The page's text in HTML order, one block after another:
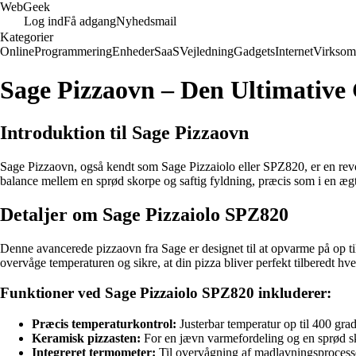
WebGeek
Log indFå adgangNyhedsmail
Kategorier
OnlineProgrammeringEnhederSaaSVejledningGadgetsInternet
Sage Pizzaovn – Den
Introduktion til Sage Pizzaovn
Sage Pizzaovn, også kendt som Sage Pizzaiolo eller SPZ820, er en
balance mellem en sprød skorpe og saftig fyldning, præcis som i en
Detaljer om Sage Pizzaiolo SPZ820
Denne avancerede pizzaovn fra Sage er designet til at opvarme på
overvåge temperaturen og sikre, at din pizza bliver perfekt tilberedt
Funktioner ved Sage Pizzaiolo SPZ820 inkluderer:
Præcis temperaturkontrol: Justerbar temperatur op til 400
Keramisk pizzasten: For en jævn varmefordeling og en sprød
Integreret termometer: Til overvågning af